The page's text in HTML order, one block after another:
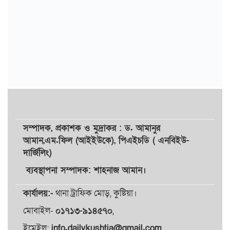
সম্পাদক, প্রকাশকওমুদ্রাকর: ড. আমানুর
আমান,এম.ফিল (আইইউকে), পিএইচডি ( এনবিইউ-
দার্জিলিং)
ব্যবস্থাপনা সম্পাদক: শাহনাজ আমান।
কার্যালয়:-থানা ট্রাফিক মোড়, কুষ্টিয়া।
মোবাইল- ০১৭১৩-৯১৪৫৭০,